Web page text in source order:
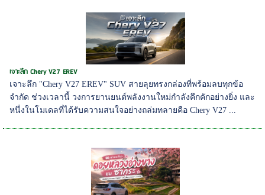
เจาะลึก Chery V27 EREV
เจาะลึก "Chery V27 EREV" SUV สายลุยทรงกล่องที่พร้อมลบทุกข้อ
จำกัด ช่วงเวลานี้ วงการยานยนต์พลังงานใหม่กำลังคึกคักอย่างยิ่ง และ
หนึ่งในโมเดลที่ได้รับความสนใจอย่างถล่มทลายคือ Chery V27 ...